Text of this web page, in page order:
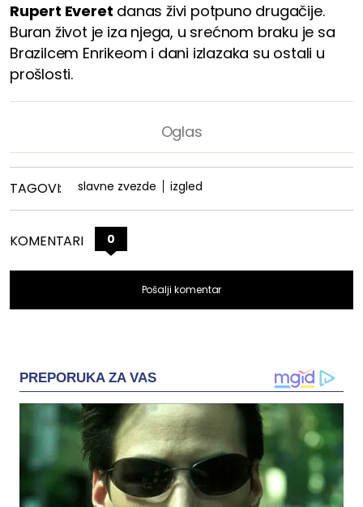
Rupert Everet danas živi potpuno drugačije.
Buran život je iza njega, u srećnom braku je sa
Brazilcem Enrikeom i dani izlazaka su ostali u
prošlosti.
TAGOVI: slavne zvezde izgled
KOMENTARI 0
Pošalji komentar
PREPORUKA ZA VAS